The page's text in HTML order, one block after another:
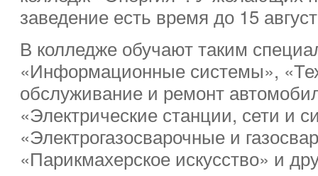
заведение есть время до 15
В колледже обучают таким
«Информационные системы»,
обслуживание и ремонт
«Электрические станции, сети и
«Электрогазосварочные и
«Парикмахерское искусство» и